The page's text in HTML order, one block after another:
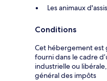
Les animaux
Conditions
Cet hébergement est
fourni dans le cadre
industrielle ou
général des impôts